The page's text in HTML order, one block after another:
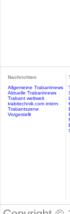
Nachrichten
Allgemeine Trabantnews
Aktuelle Trabantnews
Trabant weltweit
trabitechnik.com intern
Trabantszene
Vorgestellt